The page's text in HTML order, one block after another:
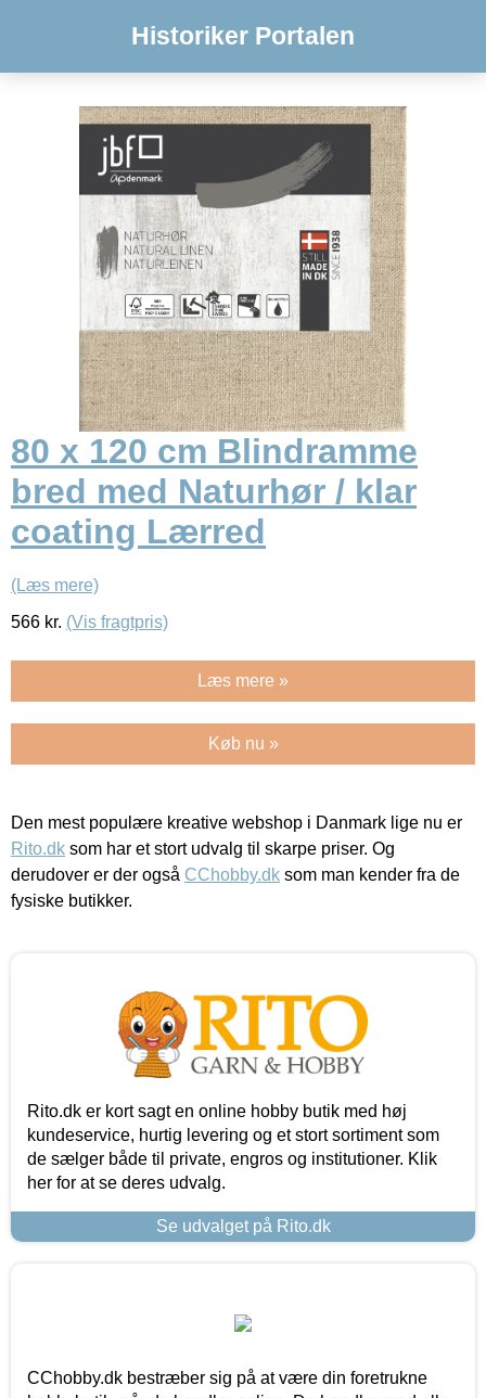
Historiker Portalen
80 x 120 cm Blindramme
bred med Naturhør / klar
coating Lærred
(Læs mere)
566 kr. (Vis fragtpris)
Læs mere »
Køb nu »
Den mest populære kreative webshop i Danmark lige nu er
Rito.dk som har et stort udvalg til skarpe priser. Og
derudover er der også CChobby.dk som man kender fra de
fysiske butikker.
Rito.dk er kort sagt en online hobby butik med høj
kundeservice, hurtig levering og et stort sortiment som
de sælger både til private, engros og institutioner. Klik
her for at se deres udvalg.
Se udvalget på Rito.dk
CChobby.dk bestræber sig på at være din foretrukne